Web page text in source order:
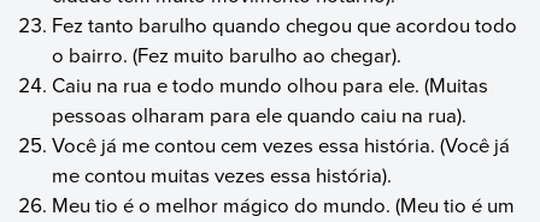
Fez tanto barulho quando chegou que acordou todo
o bairro. (Fez muito barulho ao chegar).
Caiu na rua e todo mundo olhou para ele. (Muitas
pessoas olharam para ele quando caiu na rua).
Você já me contou cem vezes essa história. (Você já
me contou muitas vezes essa história).
Meu tio é o melhor mágico do mundo. (Meu tio é um